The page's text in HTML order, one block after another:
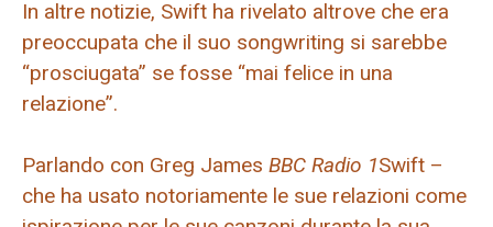
In altre notizie, Swift ha rivelato altrove che era
preoccupata che il suo songwriting si sarebbe
“prosciugata” se fosse “mai felice in una
relazione”.
Parlando con Greg James BBC Radio 1Swift –
che ha usato notoriamente le sue relazioni come